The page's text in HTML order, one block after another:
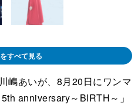
すべて見る
嶋あいが、8月20日にワンマ
anniversary～BIRTH～」